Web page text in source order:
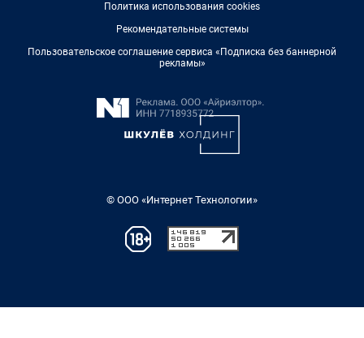
Политика использования cookies
Рекомендательные системы
Пользовательское соглашение сервиса «Подписка без баннерной
рекламы»
© ООО «Интернет Технологии»